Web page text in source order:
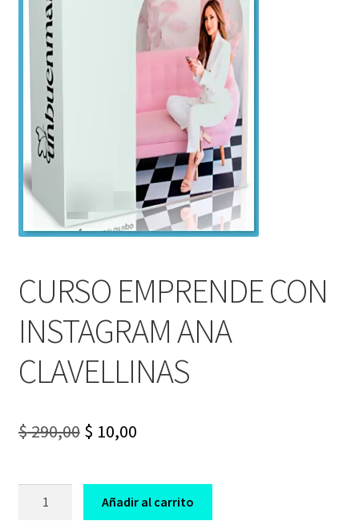
CURSO EMPRENDE CON
INSTAGRAM ANA
CLAVELLINAS
$290,00 Original
was:
$ 290,00.
$ 10,00Current
is:
$ 10,00.
Añadir al carrito